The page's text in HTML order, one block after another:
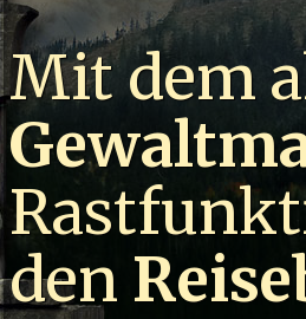
Mit dem
den